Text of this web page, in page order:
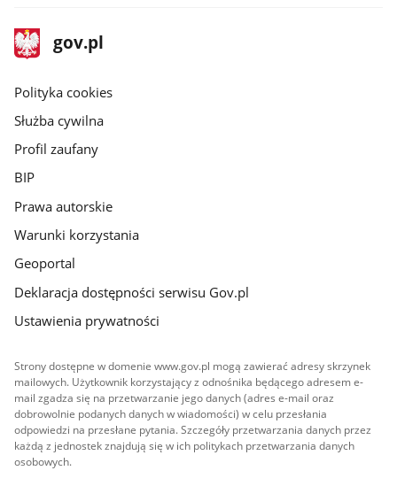
stopka
gov.pl
Strona
gov.pl
gov.pl
Polityka cookies
Służba cywilna
Profil zaufany
BIP
Prawa autorskie
Warunki korzystania
Geoportal
Deklaracja dostępności serwisu Gov.pl
Ustawienia prywatności
Strony dostępne w domenie www.gov.pl mogą zawierać adresy skrzynek
mailowych. Użytkownik korzystający z odnośnika będącego adresem e-
mail zgadza się na przetwarzanie jego danych (adres e-mail oraz
dobrowolnie podanych danych w wiadomości) w celu przesłania
odpowiedzi na przesłane pytania. Szczegóły przetwarzania danych przez
każdą z jednostek znajdują się w ich politykach przetwarzania danych
osobowych.